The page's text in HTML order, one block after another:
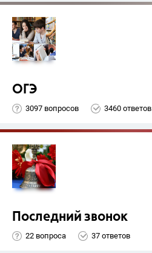
ОГЭ
3097 вопросов 3460 ответов
Последний звонок
22 вопроса 37 ответов